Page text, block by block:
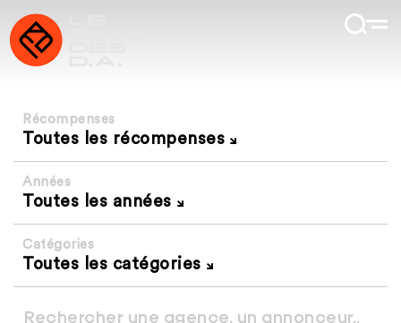
Récompenses
Toutes les récompenses
Années
Toutes les années
Catégories
Toutes les catégories